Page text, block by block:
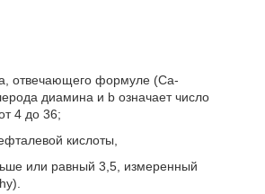
отвечающего формуле (Са-
диамина и b означает число
4 до 36;
кислоты,
или равный 3,5, измеренный